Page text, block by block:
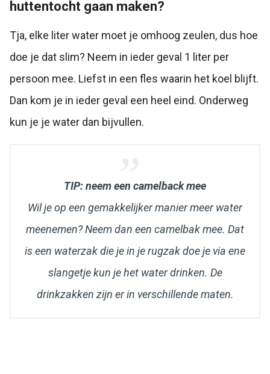
huttentocht gaan maken?
Tja, elke liter water moet je omhoog zeulen, dus hoe
doe je dat slim? Neem in ieder geval 1 liter per
persoon mee. Liefst in een fles waarin het koel blijft.
Dan kom je in ieder geval een heel eind. Onderweg
kun je je water dan bijvullen.
TIP: neem een camelback mee
Wil je op een gemakkelijker manier meer water
meenemen? Neem dan een camelbak mee. Dat
is een waterzak die je in je rugzak doe je via ene
slangetje kun je het water drinken. De
drinkzakken zijn er in verschillende maten.